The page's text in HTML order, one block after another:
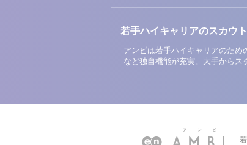
若手ハイキャリアのスカウ
アンビは若手ハイキャリアのた
など独自機能が充実。大手からス